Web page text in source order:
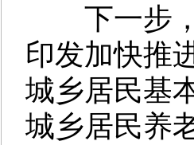
下一步
印发加快推
城乡居民基
城乡居民养